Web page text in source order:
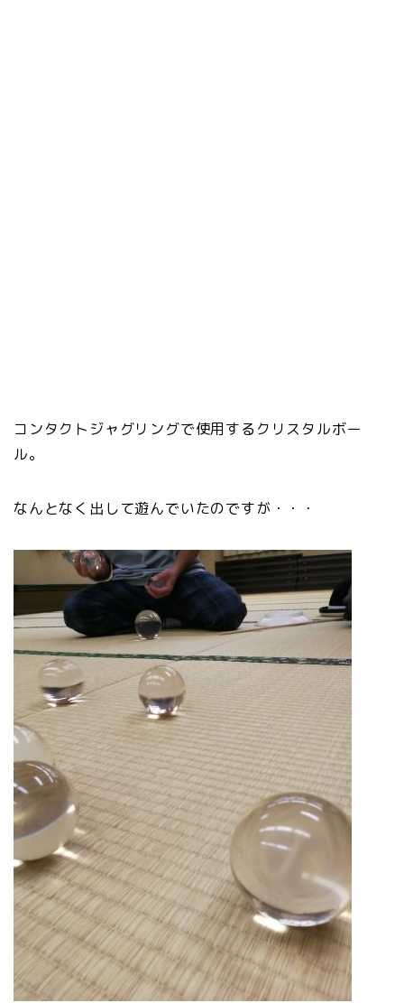
コンタクトジャグリングで使用するクリスタルボー
ル。
なんとなく出して遊んでいたのですが・・・